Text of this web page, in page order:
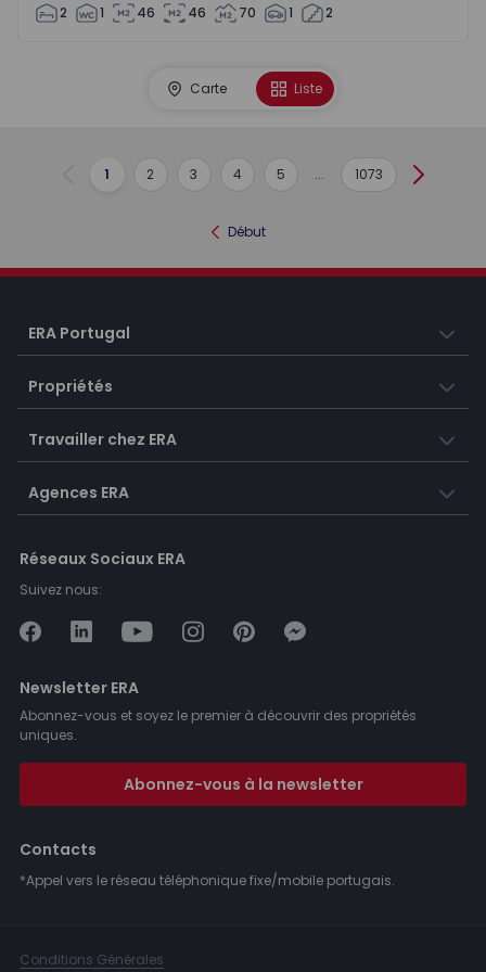
2 1 46 46 70 1 2
Carte Liste
Précédent
1 2 3 4 5 ... 1073 Suivant
Début
ERA Portugal
Propriétés
Travailler chez ERA
Agences ERA
Réseaux Sociaux ERA
Suivez nous:
Newsletter ERA
Abonnez-vous et soyez le premier à découvrir des propriétés
uniques.
Abonnez-vous à la newsletter
Contacts
*Appel vers le réseau téléphonique fixe/mobile portugais.
Conditions Générales